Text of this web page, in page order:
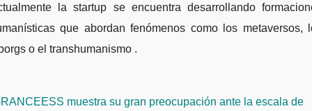
la startup se encuentra desarrollando
que abordan fenómenos como los metaversos,
o el transhumanismo .
muestra su gran preocupación ante la escala de